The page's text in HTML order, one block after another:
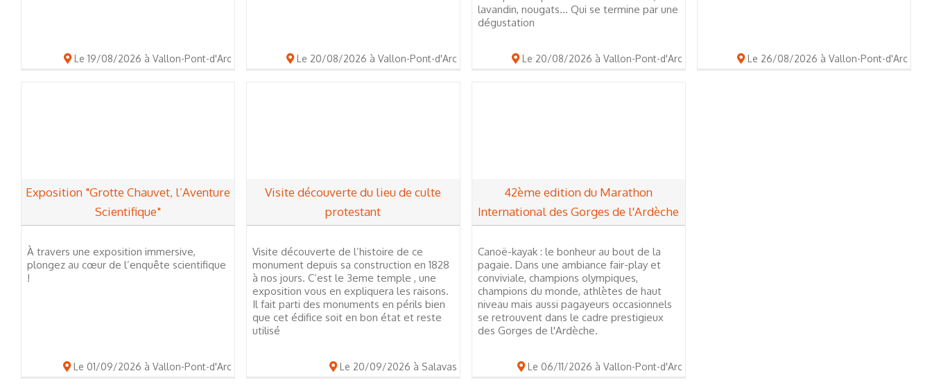
Le 19/08/2026 à Vallon-Pont-d'Arc Le 20/08/2026 à Vallon-Pont-d'Arc
lavandin, nougats... Qui se termine par une
dégustation
Le 20/08/2026 à Vallon-Pont-d'Arc Le 26/08/2026 à Vallon-Pont-d'Arc
Exposition "Grotte Chauvet, l’Aventure
Scientifique"
À travers une exposition immersive,
plongez au cœur de l’enquête scientifique
!
Le 01/09/2026 à Vallon-Pont-d'Arc
Visite découverte du lieu de culte
protestant
Visite découverte de l’histoire de ce
monument depuis sa construction en 1828
à nos jours. C’est le 3eme temple , une
exposition vous en expliquera les raisons.
Il fait parti des monuments en périls bien
que cet édifice soit en bon état et reste
utilisé
Le 20/09/2026 à Salavas
42ème edition du Marathon
International des Gorges de l'Ardèche
Canoë-kayak : le bonheur au bout de la
pagaie. Dans une ambiance fair-play et
conviviale, champions olympiques,
champions du monde, athlètes de haut
niveau mais aussi pagayeurs occasionnels
se retrouvent dans le cadre prestigieux
des Gorges de l'Ardèche.
Le 06/11/2026 à Vallon-Pont-d'Arc